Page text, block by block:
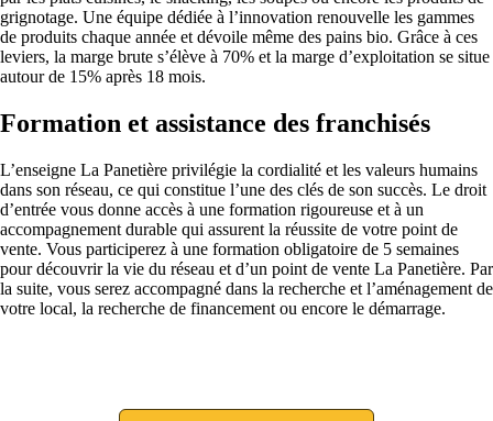
grignotage. Une équipe dédiée à l’innovation renouvelle les gammes
de produits chaque année et dévoile même des pains bio. Grâce à ces
leviers, la marge brute s’élève à 70% et la marge d’exploitation se situe
autour de 15% après 18 mois.
Formation et assistance des franchisés
L’enseigne La Panetière privilégie la cordialité et les valeurs humains
dans son réseau, ce qui constitue l’une des clés de son succès. Le droit
d’entrée vous donne accès à une formation rigoureuse et à un
accompagnement durable qui assurent la réussite de votre point de
vente. Vous participerez à une formation obligatoire de 5 semaines
pour découvrir la vie du réseau et d’un point de vente La Panetière. Par
la suite, vous serez accompagné dans la recherche et l’aménagement de
votre local, la recherche de financement ou encore le démarrage.